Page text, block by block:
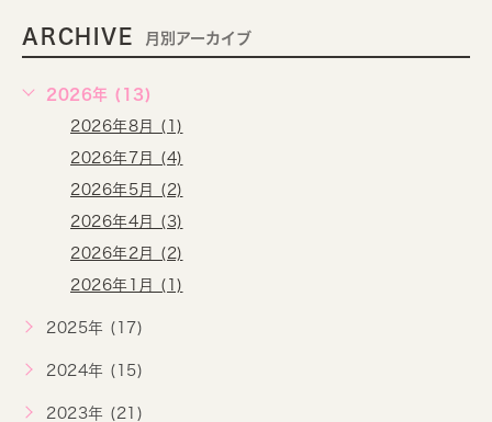
ARCHIVE 月別アーカイブ
2026年 (13)
2026年8月 (1)
2026年7月 (4)
2026年5月 (2)
2026年4月 (3)
2026年2月 (2)
2026年1月 (1)
2025年 (17)
2024年 (15)
2023年 (21)